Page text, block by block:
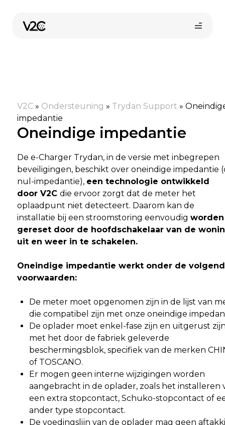
Online kopen
V2C » Ondersteuning » Trydan Support »
impedantie
Oneindige impedantie
De e-Charger Trydan, in de versie met inbegrepen
beveiligingen, beschikt over oneindige impedantie
nul-impedantie), een technologie ontwikkeld
door V2C die ervoor zorgt dat de meter het
oplaadpunt niet detecteert. Daarom kan de
installatie bij een stroomstoring eenvoudig worden
gereset door de hoofdschakelaar van de
uit en weer in te schakelen.
Oneindige impedantie werkt onder de
voorwaarden:
De meter moet opgenomen zijn in de lijst van
die compatibel zijn met onze oneindige
De oplader moet enkel-fase zijn en uitgerust
met het door de fabriek geleverde
beschermingsblok, specifiek van de merken
of TOSCANO.
Er mogen geen interne wijzigingen worden
aangebracht in de oplader, zoals het installeren
een extra stopcontact, Schuko-stopcontact of
ander type stopcontact.
De voedingslijn van de oplader mag geen